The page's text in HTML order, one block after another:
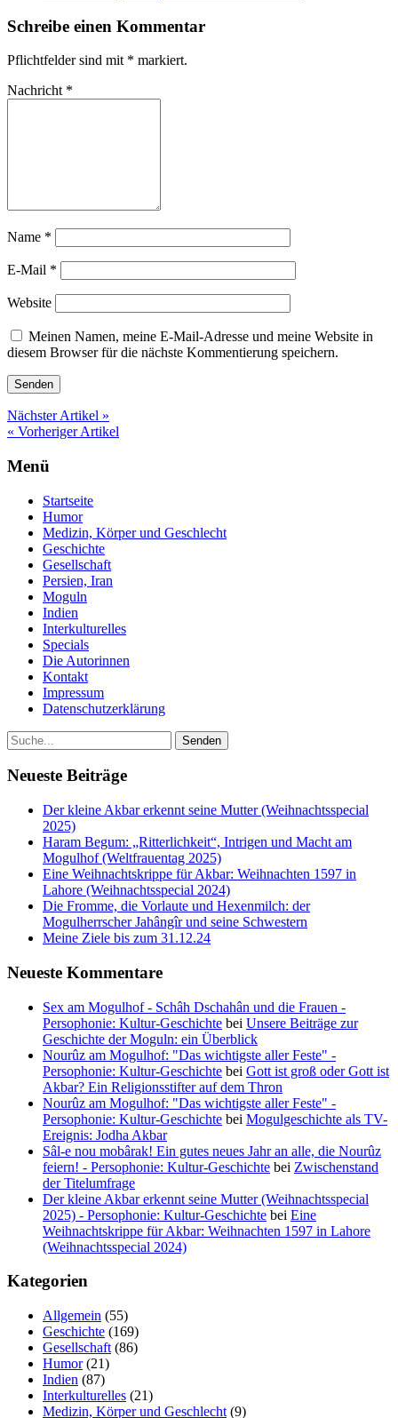
Schreibe einen Kommentar
Pflichtfelder sind mit * markiert.
Nachricht *
Name *
E-Mail *
Website
Meinen Namen, meine E-Mail-Adresse und meine Website in
diesem Browser für die nächste Kommentierung speichern.
Nächster Artikel »
« Vorheriger Artikel
Menü
Startseite
Humor
Medizin, Körper und Geschlecht
Geschichte
Gesellschaft
Persien, Iran
Moguln
Indien
Interkulturelles
Specials
Die Autorinnen
Kontakt
Impressum
Datenschutzerklärung
Neueste Beiträge
Der kleine Akbar erkennt seine Mutter (Weihnachtsspecial
2025)
Haram Begum: „Ritterlichkeit“, Intrigen und Macht am
Mogulhof (Weltfrauentag 2025)
Eine Weihnachtskrippe für Akbar: Weihnachten 1597 in
Lahore (Weihnachtsspecial 2024)
Die Fromme, die Vorlaute und Hexenmilch: der
Mogulherrscher Jahângîr und seine Schwestern
Meine Ziele bis zum 31.12.24
Neueste Kommentare
Sex am Mogulhof - Schâh Dschahân und die Frauen -
Persophonie: Kultur-Geschichte bei Unsere Beiträge zur
Geschichte der Moguln: ein Überblick
Nourûz am Mogulhof: "Das wichtigste aller Feste" -
Persophonie: Kultur-Geschichte bei Gott ist groß oder Gott ist
Akbar? Ein Religionsstifter auf dem Thron
Nourûz am Mogulhof: "Das wichtigste aller Feste" -
Persophonie: Kultur-Geschichte bei Mogulgeschichte als TV-
Ereignis: Jodha Akbar
Sâl-e nou mobârak! Ein gutes neues Jahr an alle, die Nourûz
feiern! - Persophonie: Kultur-Geschichte bei Zwischenstand
der Titelumfrage
Der kleine Akbar erkennt seine Mutter (Weihnachtsspecial
2025) - Persophonie: Kultur-Geschichte bei Eine
Weihnachtskrippe für Akbar: Weihnachten 1597 in Lahore
(Weihnachtsspecial 2024)
Kategorien
Allgemein (55)
Geschichte (169)
Gesellschaft (86)
Humor(21)
Indien (87)
Interkulturelles (21)
Medizin, Körper und Geschlecht (9)